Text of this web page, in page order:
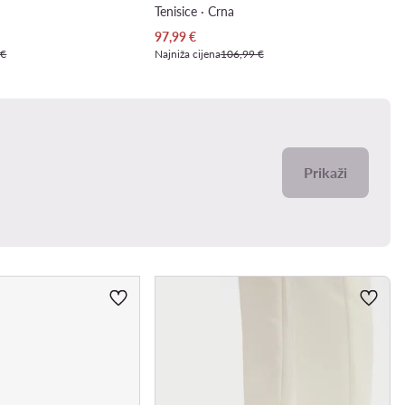
Tenisice · Crna
Trenutna cijena
97,99€
Najniža cijena106,99 €
Prikaži